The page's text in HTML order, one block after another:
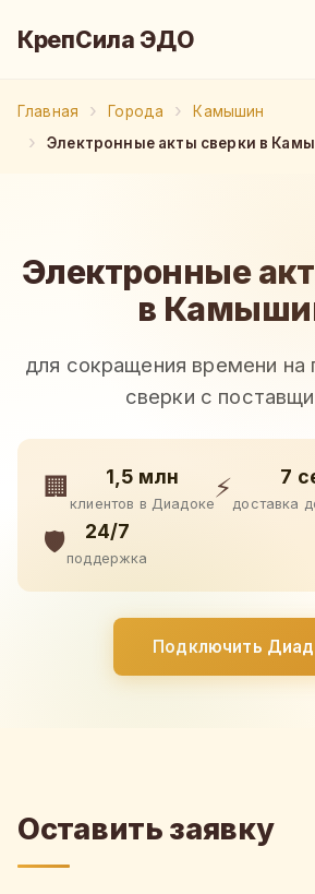
КрепСила ЭДО
Главная Города
Камышин
Электронные акты сверки в
Электронные
в
для сокращения времени на
сверки с
🏢 1,5 млн
клиентов в Диадоке
⚡ 7
доставка
🛡️ 24/7
поддержка
Подключить
Оставить заявку